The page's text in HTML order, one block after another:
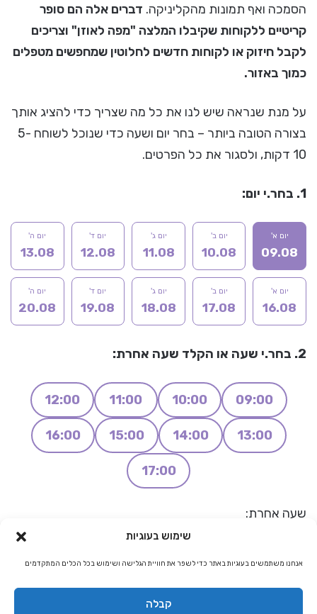
שימוש בעוגיות
אנחנו משתמשים בעוגיות באתר כדי לשפר את חוויית הגלישה ושימוש בכל הכלים המתקדמים
קבלה
הסמכה ואף תמונות מהקליניקה. דברים אלה הם סופר
קריטיים ללקוחות שקיבלו המלצה "מפה לאוזן" וצריכים
לקבל חיזוק או לקוחות חדשים לחלוטין שמחפשים מטפלים
כמוך באזור.
על מנת שנראה שיש לנו את כל מה שצריך כדי להציג אותך
בצורה הטובה ביותר – בחר יום ושעה כדי שנוכל לשוחח 5-
10 דקות, ולסגור את כל הפרטים.
1. בחר.י יום:
יום א'
09.08
יום ב'
10.08
יום ג'
11.08
יום ד'
12.08
יום ה'
13.08
יום א'
16.08
יום ב'
17.08
יום ג'
18.08
יום ד'
19.08
יום ה'
20.08
2. בחר.י שעה או הקלד שעה אחרת:
09:00
10:00
11:00
12:00
13:00
14:00
15:00
16:00
17:00
שעה אחרת: